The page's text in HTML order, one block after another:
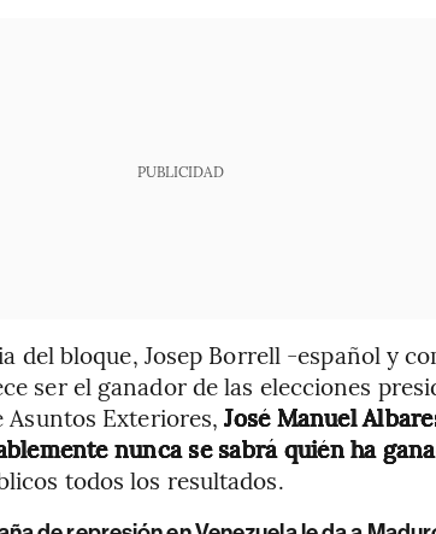
PUBLICIDAD
del bloque, Josep Borrell -español y
ser el ganador de las elecciones
Asuntos Exteriores,José Manuel
nunca se sabrá quién ha
todos los resultados.